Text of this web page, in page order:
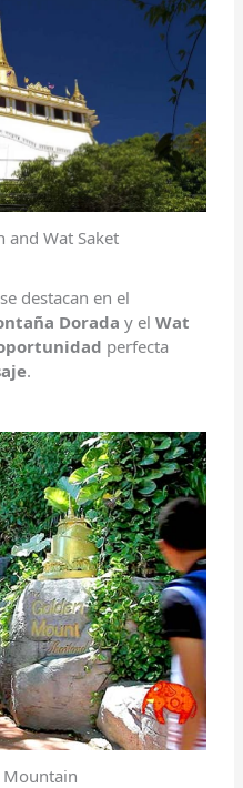
and Wat Saket
destacan en el
Dorada y elWat
perfecta
.
Mountain